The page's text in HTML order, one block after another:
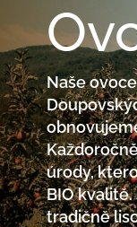
Naše
úrody,
BIO kvalitě.
tradičně